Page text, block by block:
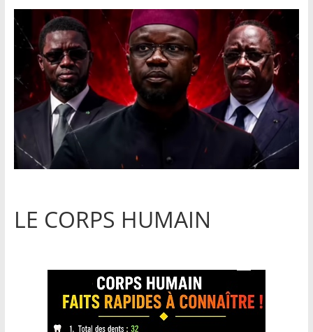
LE CORPS HUMAIN